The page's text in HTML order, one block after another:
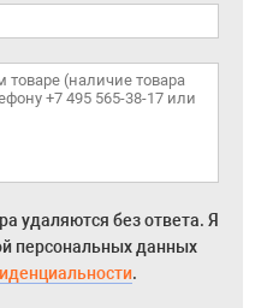
удаляются без ответа. Я
персональных данных
.